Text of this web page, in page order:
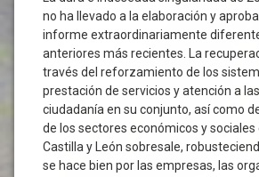
no ha llevado a la elaboración y
informe extraordinariamente
anteriores más recientes. La
través del reforzamiento de los
prestación de servicios y atención a
ciudadanía en su conjunto, así como
de los sectores económicos y sociales
Castilla y León sobresale,
se hace bien por las empresas, las